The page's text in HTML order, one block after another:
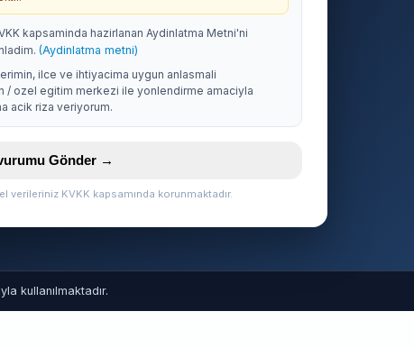
kapsaminda hazirlanan Aydinlatma Metni'ni
(Aydinlatma metni)
ilce ve ihtiyacima uygun anlasmali
/ ozel egitim merkezi ile yonlendirme amaciyla
acik riza veriyorum.
Gönder →
verileriniz KVKK kapsamında korunmaktadır.
kullanılmaktadır.